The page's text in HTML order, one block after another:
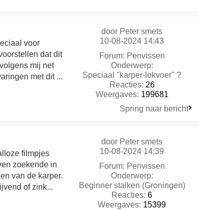
door Peter smets
10-08-2024 14:43
Forum: Penvissen
Onderwerp:
Speciaal "karper-lokvoer" ?
Reacties: 26
Weergaves: 199681
voor
dat dit
mij net
met dit ...
Spring naar bericht
door Peter smets
10-08-2024 14:39
Forum: Penvissen
Onderwerp:
Beginner stalken (Groningen)
Reacties: 6
Weergaves: 15399
filmpjes
zoekende in
van de karper.
of zink...